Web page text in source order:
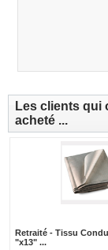
Les clients qui
acheté ...
Retraité - Tissu
"x13" ...